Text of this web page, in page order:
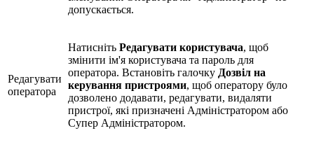
допускається.
Редагувати
оператора
Натисніть Редагувати користувача, щоб
змінити ім'я користувача та пароль для
оператора. Встановіть галочку Дозвіл на
керування пристроями, щоб оператору було
дозволено додавати, редагувати, видаляти
пристрої, які призначені Адміністратором або
Супер Адміністратором.